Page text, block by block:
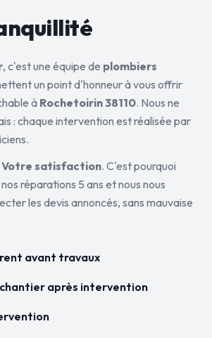
, c'est une équipe de plombiers
un point d'honneur à vous offrir
à Rochetoirin 38110. Nous ne
: chaque intervention est réalisée par
Votre satisfaction. C'est pourquoi
réparations 5 ans et nous nous
les devis annoncés, sans mauvaise
avant travaux
après intervention